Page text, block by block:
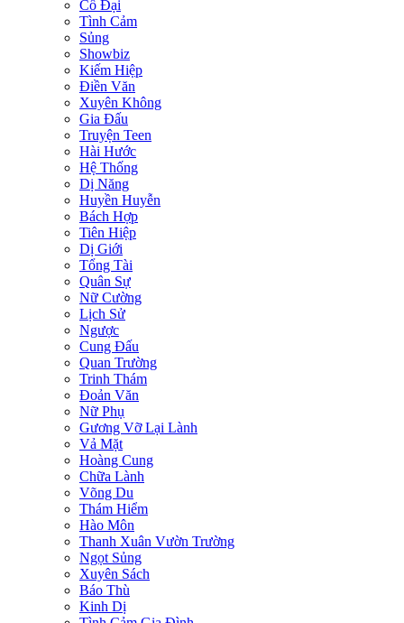
Cổ Đại
Tình Cảm
Sủng
Showbiz
Kiếm Hiệp
Điền Văn
Xuyên Không
Gia Đấu
Truyện Teen
Hài Hước
Hệ Thống
Dị Năng
Huyền Huyễn
Bách Hợp
Tiên Hiệp
Dị Giới
Tổng Tài
Quân Sự
Nữ Cường
Lịch Sử
Ngược
Cung Đấu
Quan Trường
Trinh Thám
Đoản Văn
Nữ Phụ
Gương Vỡ Lại Lành
Vả Mặt
Hoàng Cung
Chữa Lành
Võng Du
Thám Hiểm
Hào Môn
Thanh Xuân Vườn Trường
Ngọt Sủng
Xuyên Sách
Báo Thù
Kinh Dị